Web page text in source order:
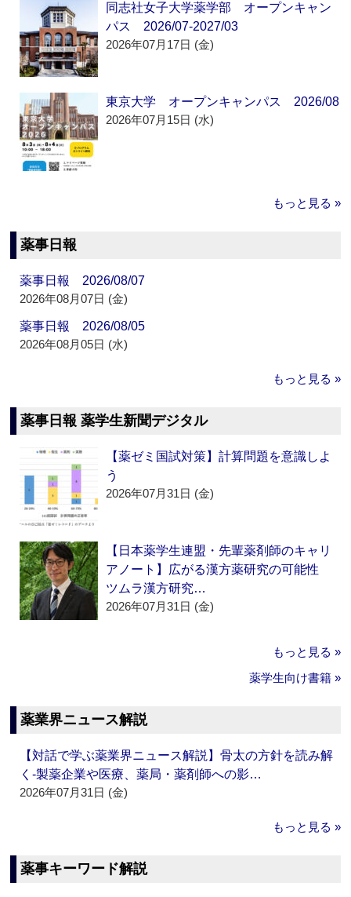
同志社女子大学薬学部 オープンキャン
パス 2026/07-2027/03
2026年07月17日 (金)
東京大学 オープンキャンパス 2026/08
2026年07月15日 (水)
もっと見る »
薬事日報
薬事日報 2026/08/07
2026年08月07日 (金)
薬事日報 2026/08/05
2026年08月05日 (水)
もっと見る »
薬事日報 薬学生新聞デジタル
【薬ゼミ国試対策】計算問題を意識しよ
う
2026年07月31日 (金)
【日本薬学生連盟・先輩薬剤師のキャリ
アノート】広がる漢方薬研究の可能性
ツムラ漢方研究…
2026年07月31日 (金)
もっと見る »
薬学生向け書籍 »
薬業界ニュース解説
【対話で学ぶ薬業界ニュース解説】骨太の方針を読み解
く‐製薬企業や医療、薬局・薬剤師への影…
2026年07月31日 (金)
もっと見る »
薬事キーワード解説